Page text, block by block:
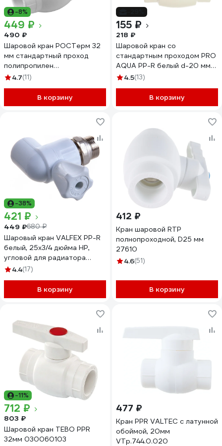
-8%
449 ₽
490 ₽
Шаровой кран РОСТерм 32
мм стандартный проход
полипропилен
radtapstdPPR32
4.7(11)
В корзину
155 ₽
218 ₽
Шаровой кран со
стандартным проходом PRO
AQUA PP-R белый d-20 мм
PA44008b
4.5(13)
В корзину
-38%
421 ₽
449 ₽680 ₽
Шаровый кран VALFEX PP-R
белый, 25х3/4 дюйма НР,
угловой для радиатора
10148025 007-7678
4.4(17)
В корзину
412 ₽
Кран шаровой RTP
полнопроходной, D25 мм
27610
4.6(51)
В корзину
-11%
712 ₽
803 ₽
Шаровой кран TEBO PPR
32мм 030060103
477 ₽
Кран PPR VALTEC с латунной
обоймой, 20мм
VTp.744.0.020